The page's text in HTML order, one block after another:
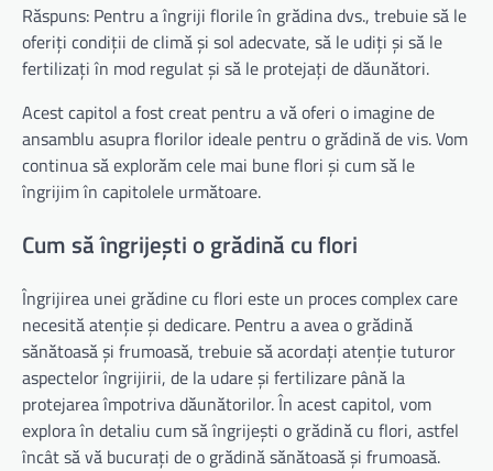
Răspuns: Pentru a îngriji florile în grădina dvs., trebuie să le
oferiți condiții de climă și sol adecvate, să le udiți și să le
fertilizați în mod regulat și să le protejați de dăunători.
Acest capitol a fost creat pentru a vă oferi o imagine de
ansamblu asupra florilor ideale pentru o grădină de vis. Vom
continua să explorăm cele mai bune flori și cum să le
îngrijim în capitolele următoare.
Cum să îngrijești o grădină cu flori
Îngrijirea unei grădine cu flori este un proces complex care
necesită atenție și dedicare. Pentru a avea o grădină
sănătoasă și frumoasă, trebuie să acordați atenție tuturor
aspectelor îngrijirii, de la udare și fertilizare până la
protejarea împotriva dăunătorilor. În acest capitol, vom
explora în detaliu cum să îngrijești o grădină cu flori, astfel
încât să vă bucurați de o grădină sănătoasă și frumoasă.